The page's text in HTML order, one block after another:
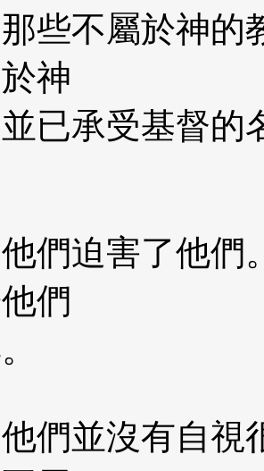
些不屬於神的
神
已承受基督的
們迫害了他們
們
們並沒有自視